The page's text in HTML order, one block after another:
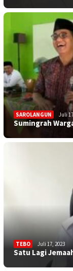
SAROLANGUN Juli
Sumingrah
TEBO Juli 17, 2023
Satu Lagi